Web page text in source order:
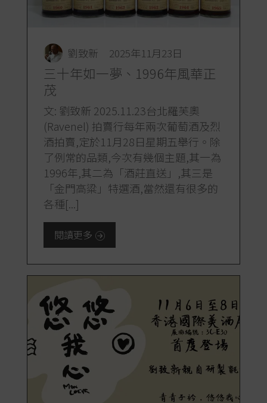
劉致新 2025年11月23日
三十年如一夢、1996年風華正
茂
文: 劉致新 2025.11.23台北羅芙奧
(Ravenel) 拍賣行每年兩次葡萄酒及烈
酒拍賣,定於11月28日星期五舉行。除
了例常的品類,今次有幾個主題,其一為
1996年,其二為「酒莊直送」,其三是
「金門高粱」特選酒,當然還有很多的
各種[...]
閱讀更多